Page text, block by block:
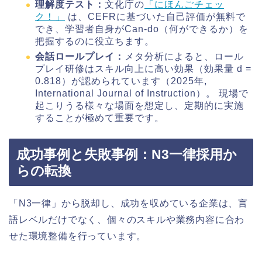
理解度テスト： 文化庁の 「にほんごチェッ
ク！」
は、CEFRに基づいた自己評価が無料で
でき、学習者自身がCan-do（何ができるか）を
把握するのに役立ちます。
会話ロールプレイ：
メタ分析によると、ロール
プレイ研修はスキル向上に高い効果（効果量 d =
0.818）が認められています（2025年,
International Journal of Instruction）。 現場で
起こりうる様々な場面を想定し、定期的に実施
することが極めて重要です。
成功事例と失敗事例：N3一律採用か
らの転換
「N3一律」から脱却し、成功を収めている企業は、言
語レベルだけでなく、個々のスキルや業務内容に合わ
せた環境整備を行っています。